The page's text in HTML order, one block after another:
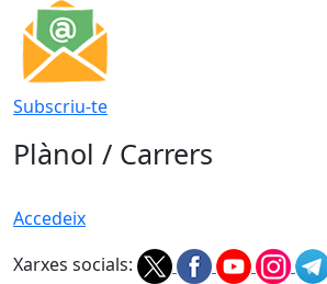
Subscriu-te
Plànol / Carrers
Accedeix
Xarxes socials: